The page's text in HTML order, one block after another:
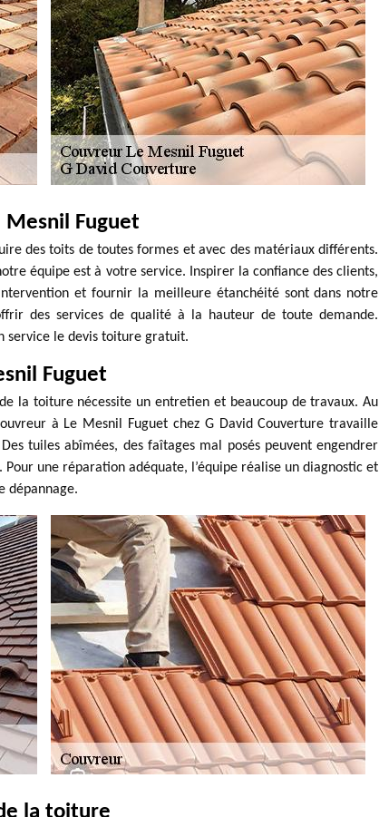
Fuguet
des toits de toutes formes et avec des matériaux différents.
équipe est à votre service. Inspirer la confiance des clients,
et fournir la meilleure étanchéité sont dans notre
des services de qualité à la hauteur de toute demande.
service le devis toiture gratuit.
Fuguet
la toiture nécessite un entretien et beaucoup de travaux. Au
à Le Mesnil Fuguet chez G David Couverture travaille
tuiles abîmées, des faîtages mal posés peuvent engendrer
une réparation adéquate, l’équipe réalise un diagnostic et
dépannage.
la toiture